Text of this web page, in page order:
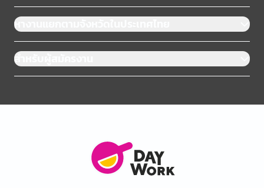
หางานแยกตามจังหวัดในประเทศไทย
สำหรับผู้สมัครงาน